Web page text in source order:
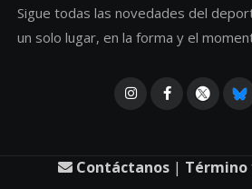
Sigue todas las novedades del
un solo lugar, en la forma y el
Contáctanos | Término